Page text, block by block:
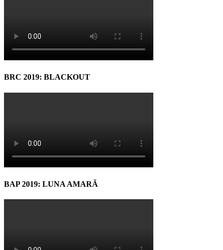
BRC 2019: BLACKOUT
BAP 2019: LUNA AMARĂ